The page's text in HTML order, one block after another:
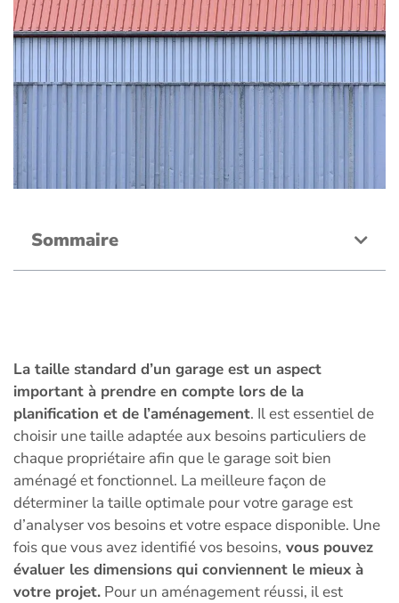
Sommaire
La taille standard d’un garage est un aspect
important à prendre en compte lors de la
planification et de l’aménagement. Il est essentiel de
choisir une taille adaptée aux besoins particuliers de
chaque propriétaire afin que le garage soit bien
aménagé et fonctionnel. La meilleure façon de
déterminer la taille optimale pour votre garage est
d’analyser vos besoins et votre espace disponible. Une
fois que vous avez identifié vos besoins, vous pouvez
évaluer les dimensions qui conviennent le mieux à
votre projet. Pour un aménagement réussi, il est